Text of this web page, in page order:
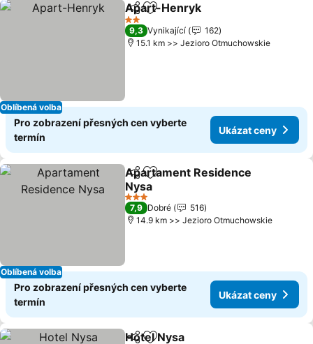
Oblíbená volba
SdíletPřidat na seznam oblíbených
Apart-Henryk
2 Počet hvězdiček
9,3 Vynikající
162
15.1 km >> Jezioro Otmuchowskie
Pro zobrazení přesných cen vyberte
termín
Ukázat ceny
Oblíbená volba
SdíletPřidat na seznam oblíbených
Apartament Residence
Nysa
3 Počet hvězdiček
7,9 Dobré
516
14.9 km >> Jezioro Otmuchowskie
Pro zobrazení přesných cen vyberte
termín
Ukázat ceny
Hotel Nysa